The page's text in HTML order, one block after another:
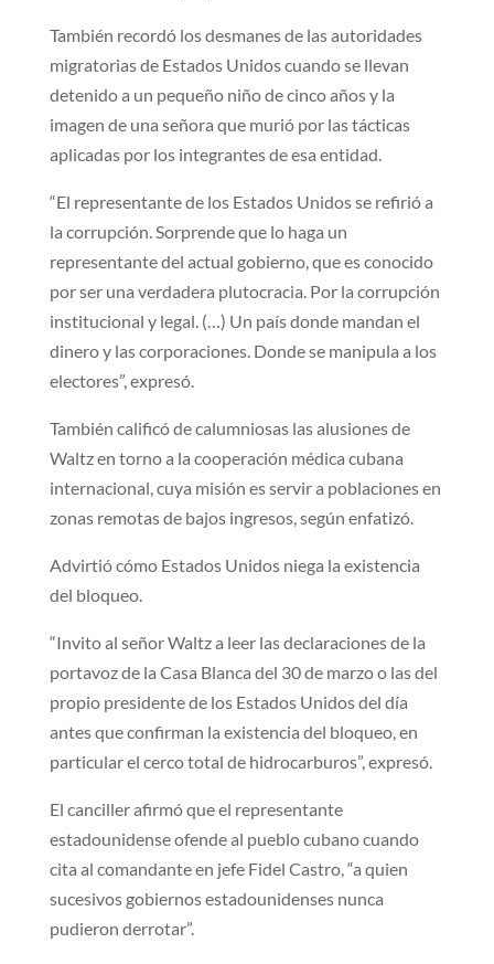
También recordó los desmanes de las autoridades
migratorias de Estados Unidos cuando se llevan
detenido a un pequeño niño de cinco años y la
imagen de una señora que murió por las tácticas
aplicadas por los integrantes de esa entidad.
“El representante de los Estados Unidos se refirió a
la corrupción. Sorprende que lo haga un
representante del actual gobierno, que es conocido
por ser una verdadera plutocracia. Por la corrupción
institucional y legal. (…) Un país donde mandan el
dinero y las corporaciones. Donde se manipula a los
electores”, expresó.
También calificó de calumniosas las alusiones de
Waltz en torno a la cooperación médica cubana
internacional, cuya misión es servir a poblaciones en
zonas remotas de bajos ingresos, según enfatizó.
Advirtió cómo Estados Unidos niega la existencia
del bloqueo.
“Invito al señor Waltz a leer las declaraciones de la
portavoz de la Casa Blanca del 30 de marzo o las del
propio presidente de los Estados Unidos del día
antes que confirman la existencia del bloqueo, en
particular el cerco total de hidrocarburos”, expresó.
El canciller afirmó que el representante
estadounidense ofende al pueblo cubano cuando
cita al comandante en jefe Fidel Castro, “a quien
sucesivos gobiernos estadounidenses nunca
pudieron derrotar”.